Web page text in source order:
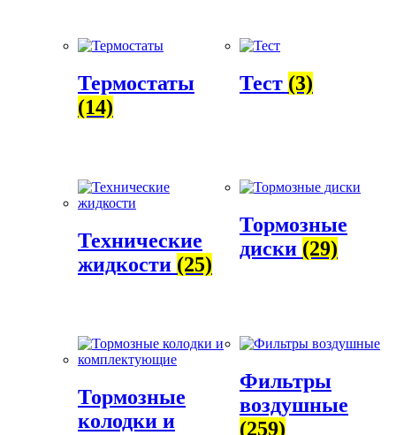
Термостаты
(14)
Тест (3)
Технические
жидкости (25)
Тормозные
диски (29)
Тормозные
колодки и
Фильтры
воздушные
(259)